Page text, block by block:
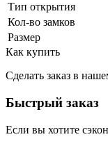
Тип открытия
Кол-во замков
Размер
Как купить
Сделать заказ в
Быстрый заказ
Если вы хотите